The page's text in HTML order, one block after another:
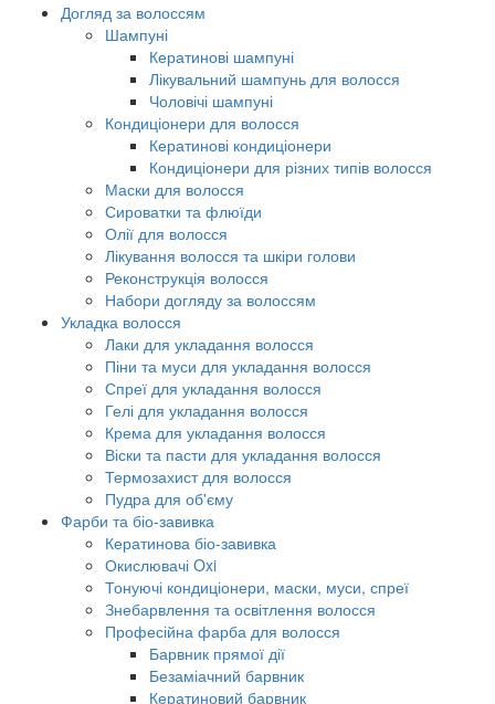
Догляд за волоссям
Шампуні
Кератинові шампуні
Лікувальний шампунь для волосся
Чоловічі шампуні
Кондиціонери для волосся
Кератинові кондиціонери
Кондиціонери для різних типів волосся
Маски для волосся
Сироватки та флюїди
Олії для волосся
Лікування волосся та шкіри голови
Реконструкція волосся
Набори догляду за волоссям
Укладка волосся
Лаки для укладання волосся
Піни та муси для укладання волосся
Спреї для укладання волосся
Гелі для укладання волосся
Крема для укладання волосся
Віски та пасти для укладання волосся
Термозахист для волосся
Пудра для об'єму
Фарби та біо-завивка
Кератинова біо-завивка
Окислювачі Oxi
Тонуючі кондиціонери, маски, муси, спреї
Знебарвлення та освітлення волосся
Професійна фарба для волосся
Барвник прямої дії
Безаміачний барвник
Кератиновий барвник